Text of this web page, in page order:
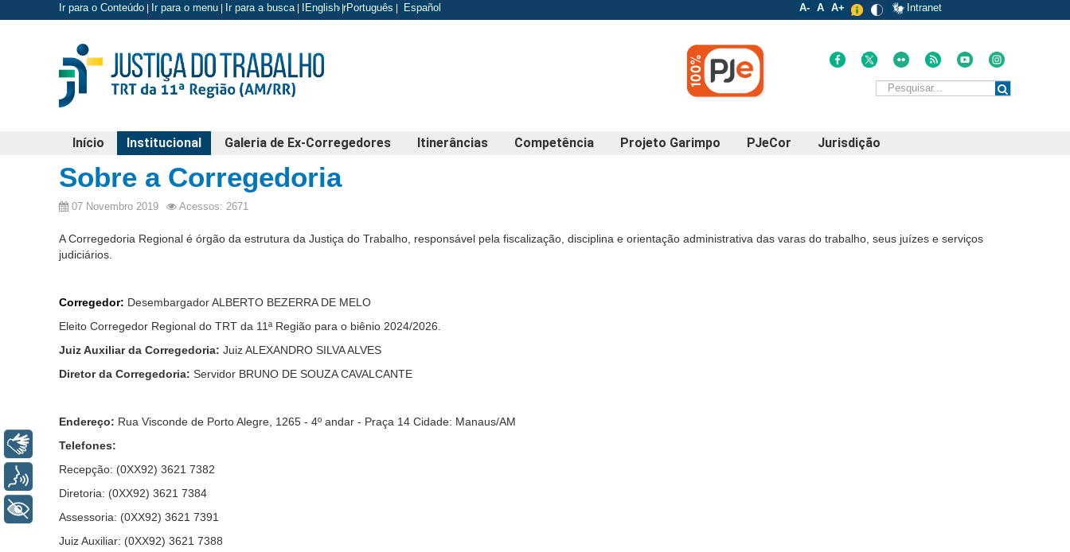
Ir para o Conteúdo Ir para o menu Ir para a busca| Ir para o rodapé
English|Português Español A- A A+ Intranet
Início Institucional Galeria de Ex-Corregedores Itinerâncias Competência Projeto Garimpo PJeCor Jurisdição
Sobre a Corregedoria
07 Novembro 2019 Acessos: 2671
A Corregedoria Regional é órgão da estrutura da Justiça do Trabalho, responsável pela fiscalização, disciplina e orientação administrativa das varas do trabalho, seus juízes e serviços
judiciários.
Corregedor: Desembargador ALBERTO BEZERRA DE MELO
Eleito Corregedor Regional do TRT da 11ª Região para o biênio 2024/2026.
Juiz Auxiliar da Corregedoria: Juiz ALEXANDRO SILVA ALVES
Diretor da Corregedoria: Servidor BRUNO DE SOUZA CAVALCANTE
Endereço: Rua Visconde de Porto Alegre, 1265 - 4º andar - Praça 14 Cidade: Manaus/AM
Telefones:
Recepção: (0XX92) 3621 7382
Diretoria: (0XX92) 3621 7384
Assessoria: (0XX92) 3621 7391
Juiz Auxiliar: (0XX92) 3621 7388
Libras
Voz